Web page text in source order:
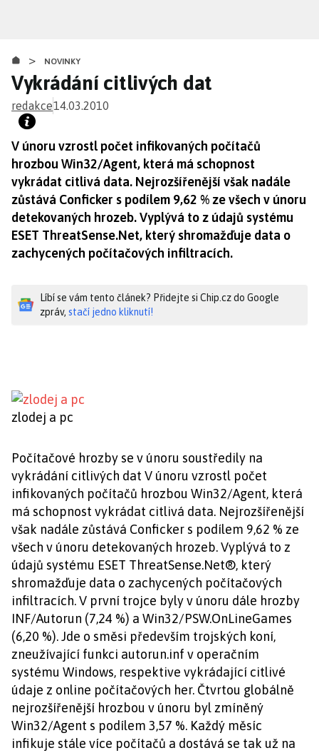
obsahu
> NOVINKY
Vykrádání citlivých dat
redakce14.03.2010
V únoru vzrostl počet infikovaných počítačů
hrozbou Win32/Agent, která má schopnost
vykrádat citlivá data. Nejrozšířenější však nadále
zůstává Conficker s podílem 9,62 % ze všech v únoru
detekovaných hrozeb. Vyplývá to z údajů systému
ESET ThreatSense.Net, který shromažďuje data o
zachycených počítačových infiltracích.
Líbí se vám tento článek? Přidejte si Chip.cz do Google
zpráv, stačí jedno kliknutí!
zlodej a pc
Počítačové hrozby se v únoru soustředily na
vykrádání citlivých dat V únoru vzrostl počet
infikovaných počítačů hrozbou Win32/Agent, která
má schopnost vykrádat citlivá data. Nejrozšířenější
však nadále zůstává Conficker s podílem 9,62 % ze
všech v únoru detekovaných hrozeb. Vyplývá to z
údajů systému ESET ThreatSense.Net®, který
shromažďuje data o zachycených počítačových
infiltracích. V první trojce byly v únoru dále hrozby
INF/Autorun (7,24 %) a Win32/PSW.OnLineGames
(6,20 %). Jde o směsi především trojských koní,
zneužívající funkci autorun.inf v operačním
systému Windows, respektive vykrádající citlivé
údaje z online počítačových her. Čtvrtou globálně
nejrozšířenější hrozbou v únoru byl zmíněný
Win32/Agent s podílem 3,57 %. Každý měsíc
infikuje stále více počítačů a dostává se tak už na